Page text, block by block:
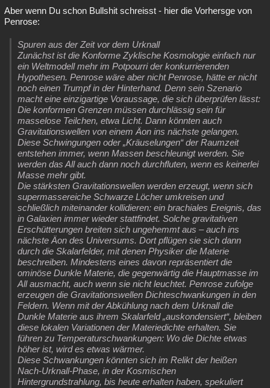
Aber wenn Du schon Bullshit schreisst - hier die Vorhersge von
Penrose:
Spuren aus der Zeit vor dem Urknall
Zunächst ist die Konforme Zyklische Kosmologie einfach nur
ein Weltmodell mehr im Potpourri der konkurrierenden
Hypothesen. Penrose wäre aber nicht Penrose, hätte er nicht
noch einen Trumpf in der Hinterhand. Denn sein Szenario
macht eine einzigartige Voraussage, die sich überprüfen lässt:
Die konformen Grenzen müssen durchlässig sein für
masselose Teilchen, etwa Licht. Dann könnten auch
Gravitationswellen von einem Äon ins nächste gelangen.
Diese Schwingungen oder „Kräuselungen“ der Raumzeit
entstehen immer, wenn Massen beschleunigt werden. Sie
werden das All auch dann noch durchfluten, wenn es keinerlei
Masse mehr gibt.
Die stärksten Gravitationswellen werden erzeugt, wenn sich
supermassereiche Schwarze Löcher umkreisen und
schließlich miteinander kollidieren: ein brachiales Ereignis, das
in Galaxien immer wieder stattfindet. Solche gravitativen
Erschütterungen breiten sich ungehemmt aus – auch ins
nächste Äon des Universums. Dort pflügen sie sich dann
durch die Skalarfelder, mit denen Physiker die Materie
beschreiben. Mindestens eines davon repräsentiert die
ominöse Dunkle Materie, die gegenwärtig die Hauptmasse im
All ausmacht, auch wenn sie nicht leuchtet. Penrose zufolge
erzeugen die Gravitationswellen Dichteschwankungen in den
Feldern. Wenn mit der Abkühlung nach dem Urknall die
Dunkle Materie aus ihrem Skalarfeld „auskondensiert“, bleiben
diese lokalen Variationen der Materiedichte erhalten. Sie
führen zu Temperaturschwankungen: Wo die Dichte etwas
höher ist, wird es etwas wärmer.
Diese Schwankungen könnten sich im Relikt der heißen
Nach-Urknall-Phase, in der Kosmischen
Hintergrundstrahlung, bis heute erhalten haben, spekuliert